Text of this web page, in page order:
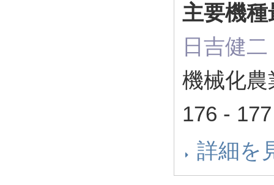
主要機
日吉健二
機械化
176 -
詳細を